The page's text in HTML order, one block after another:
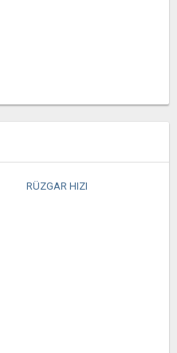
RÜZGAR HIZI